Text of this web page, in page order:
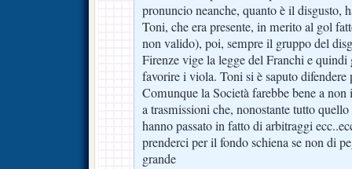
pronuncio neanche, quanto è il disgusto,
Toni, che era presente, in merito al gol
non valido), poi, sempre il gruppo del
Firenze vige la legge del Franchi e
favorire i viola. Toni si è saputo
Comunque la Società farebbe bene a
a trasmissioni che, nonostante tutto
hanno passato in fatto di arbitraggi
prenderci per il fondo schiena se non di
grande